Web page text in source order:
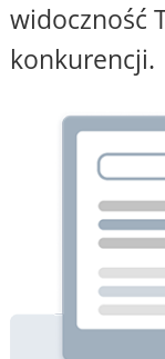
widoczność
konkurencji.